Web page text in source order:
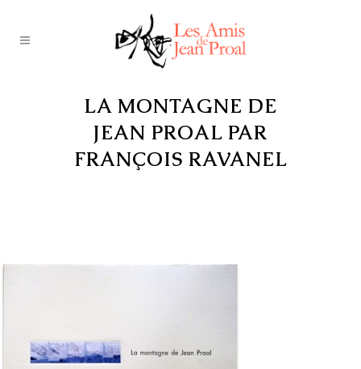
LA MONTAGNE DE
JEAN PROAL PAR
FRANÇOIS RAVANEL